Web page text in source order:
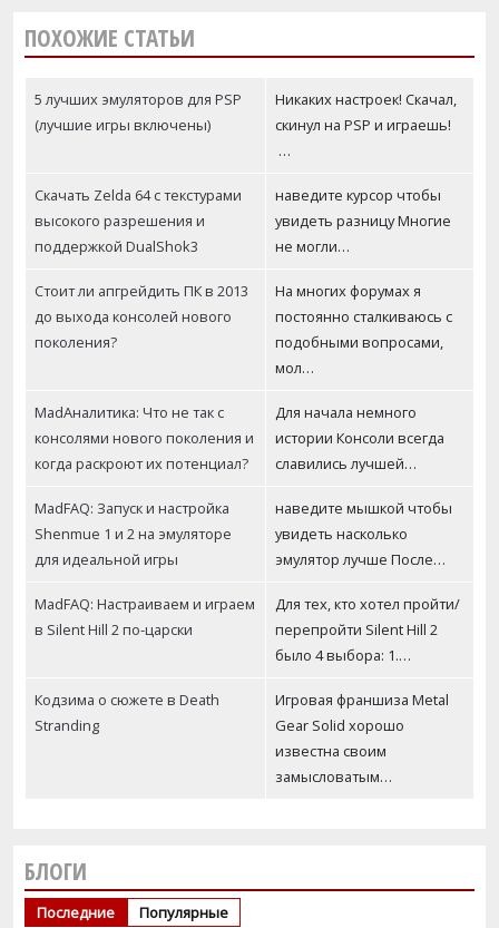
БЛОГИ
Последние Популярные
ПОХОЖИЕ СТАТЬИ
5 лучших эмуляторов для PSP
(лучшие игры включены)
Никаких настроек! Скачал,
скинул на PSP и играешь!
…
Скачать Zelda 64 с текстурами
высокого разрешения и
поддержкой DualShok3
наведите курсор чтобы
увидеть разницу Многие
не могли…
Стоит ли апгрейдить ПК в 2013
до выхода консолей нового
поколения?
На многих форумах я
постоянно сталкиваюсь с
подобными вопросами,
мол…
MadАналитика: Что не так с
консолями нового поколения и
когда раскроют их потенциал?
Для начала немного
истории Консоли всегда
славились лучшей…
MadFAQ: Запуск и настройка
Shenmue 1 и 2 на эмуляторе
для идеальной игры
наведите мышкой чтобы
увидеть насколько
эмулятор лучше После…
MadFAQ: Настраиваем и играем
в Silent Hill 2 по-царски
Для тех, кто хотел пройти/
перепройти Silent Hill 2
было 4 выбора: 1.…
Кодзима о сюжете в Death
Stranding
Игровая франшиза Metal
Gear Solid хорошо
известна своим
замысловатым…